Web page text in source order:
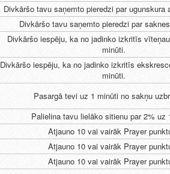
Divkāršo tavu saņemto pieredzi par ugunskura
Divkāršo tavu saņemto pieredzi par
Divkāršo iespēju, ka no jadinko izkritīs
minūti.
Divkāršo iespēju, ka no jadinko izkritīs
minūti.
Pasargā tevi uz 1 minūti no sakņu
Palielina tavu lielāko sitienu par 2% uz
Atjauno 10 vai vairāk Prayer
Atjauno 10 vai vairāk Prayer
Atjauno 10 vai vairāk Prayer